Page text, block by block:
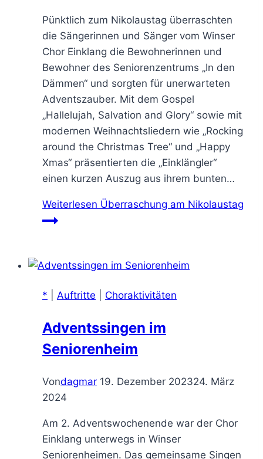
Pünktlich zum Nikolaustag überraschten
die Sängerinnen und Sänger vom Winser
Chor Einklang die Bewohnerinnen und
Bewohner des Seniorenzentrums „In den
Dämmen“ und sorgten für unerwarteten
Adventszauber. Mit dem Gospel
„Hallelujah, Salvation and Glory“ sowie mit
modernen Weihnachtsliedern wie „Rocking
around the Christmas Tree“ und „Happy
Xmas“ präsentierten die „Einklängler“
einen kurzen Auszug aus ihrem bunten…
Weiterlesen Überraschung am Nikolaustag
* Auftritte Choraktivitäten
Adventssingen im
Seniorenheim
Vondagmar 19. Dezember 202324. März
2024
Am 2. Adventswochenende war der Chor
Einklang unterwegs in Winser
Seniorenheimen. Das gemeinsame Singen